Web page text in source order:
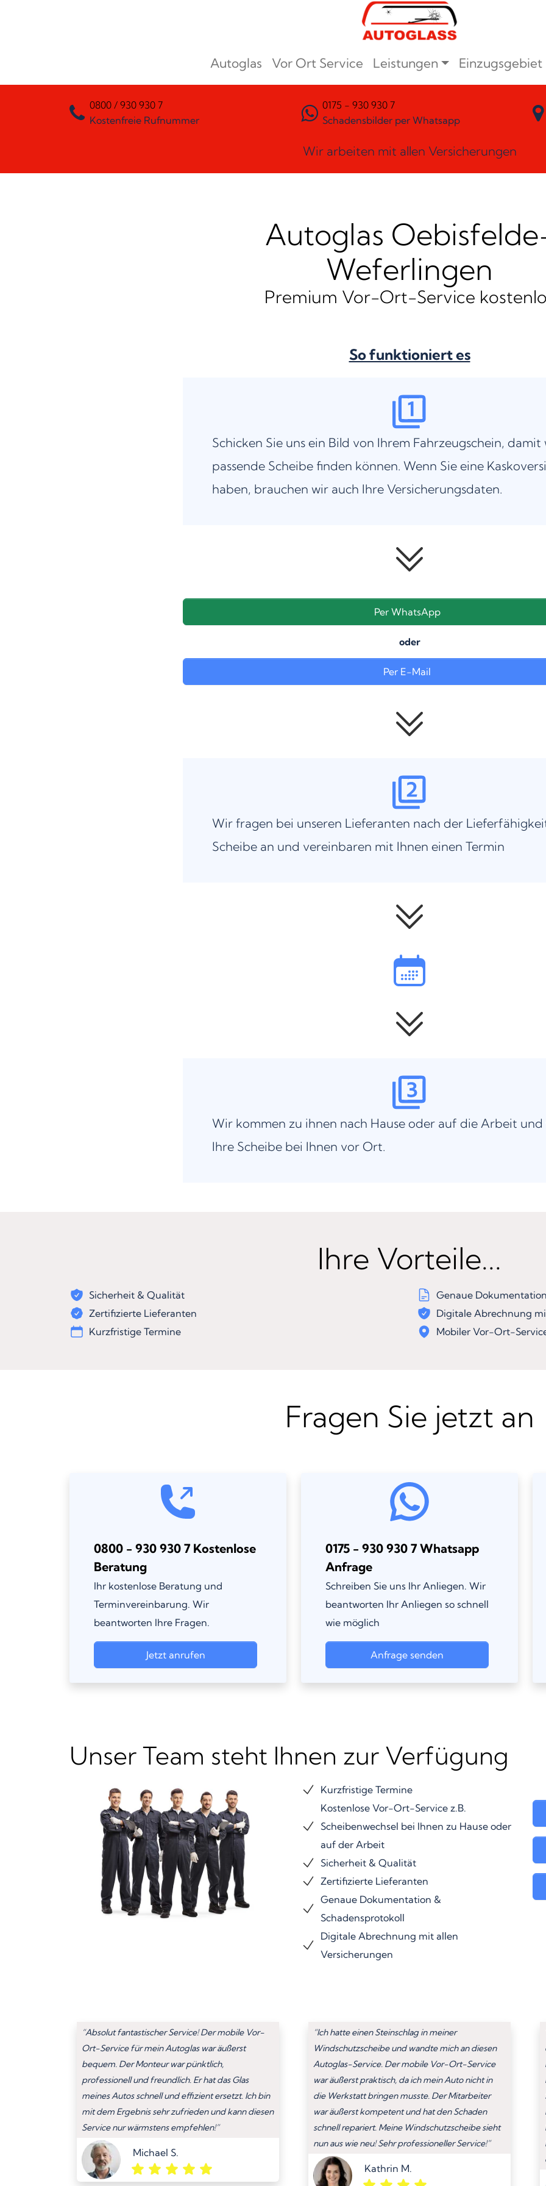
Autoglas Vor Ort Service Leistungen Einzugsgebiet
0800 / 930 930 7
Kostenfreie Rufnummer
0175 - 930 930 7
Schadensbilder per Whatsapp
Wir arbeiten mit allen Versicherungen
Autoglas
Weferlingen
Premium Vor-Ort-Service
So funktioniert es
Schicken Sie uns ein Bild von Ihrem Fahrzeugschein, damit
passende Scheibe finden können. Wenn Sie eine
haben, brauchen wir auch Ihre Versicherungsdaten.
Per WhatsApp
oder
Per E-Mail
Wir fragen bei unseren Lieferanten nach der
Scheibe an und vereinbaren mit Ihnen einen Termin
Wir kommen zu ihnen nach Hause oder auf die Arbeit und
Ihre Scheibe bei Ihnen vor Ort.
Ihre Vorteile...
Sicherheit & Qualität
Zertifizierte Lieferanten
Kurzfristige Termine
Genaue
Digitale Abrechnung
Mobiler Vor-Ort-
Fragen Sie jetzt an
0800 - 930 930 7 Kostenlose
Beratung
Ihr kostenlose Beratung und
Terminvereinbarung. Wir
beantworten Ihre Fragen.
Jetzt anrufen
0175 - 930 930 7 Whatsapp
Anfrage
Schreiben Sie uns Ihr Anliegen. Wir
beantworten Ihr Anliegen so schnell
wie möglich
Anfrage senden
Unser Team steht Ihnen zur Verfügung
Kurzfristige Termine
Kostenlose Vor-Ort-Service z.B.
Scheibenwechsel bei Ihnen zu Hause oder
auf der Arbeit
Sicherheit & Qualität
Zertifizierte Lieferanten
Genaue Dokumentation &
Schadensprotokoll
Digitale Abrechnung mit allen
Versicherungen
“Absolut fantastischer Service! Der mobile Vor-
Ort-Service für mein Autoglas war äußerst
bequem. Der Monteur war pünktlich,
professionell und freundlich. Er hat das Glas
meines Autos schnell und effizient ersetzt. Ich bin
mit dem Ergebnis sehr zufrieden und kann diesen
Service nur wärmstens empfehlen!”
Michael S.
“Ich hatte einen Steinschlag in meiner
Windschutzscheibe und wandte mich an diesen
Autoglas-Service. Der mobile Vor-Ort-Service
war äußerst praktisch, da ich mein Auto nicht in
die Werkstatt bringen musste. Der Mitarbeiter
war äußerst kompetent und hat den Schaden
schnell repariert. Meine Windschutzscheibe sieht
nun aus wie neu! Sehr professioneller Service!”
Kathrin M.